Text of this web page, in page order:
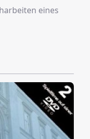
eines